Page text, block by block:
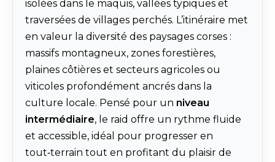
isolées dans le maquis, vallées typiques et
traversées de villages perchés. L’itinéraire met
en valeur la diversité des paysages corses :
massifs montagneux, zones forestières,
plaines côtières et secteurs agricoles ou
viticoles profondément ancrés dans la
culture locale. Pensé pour un niveau
intermédiaire, le raid offre un rythme fluide
et accessible, idéal pour progresser en
tout‑terrain tout en profitant du plaisir de